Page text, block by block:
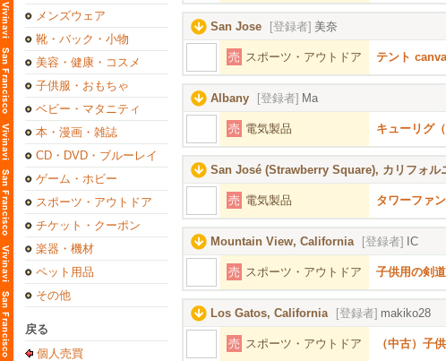
メンズウェア
靴・バック・小物
美容・健康・コスメ
子供服・おもちゃ
ベビー・マタニティ
本・漫画・雑誌
CD・DVD・ブルーレイ
ゲーム・ホビー
スポーツ・アウトドア
チケット・クーポン
楽器・機材
ペット用品
その他
戻る
個人売買
San Jose [登録者] 美奈
売 スポーツ・アウトドア テント
Albany [登録者] Ma
売 電気製品 キューリグ
San José (Strawberry Square), カリフォル
売 電気製品 タワーファン
Mountain View, California [登録者] IC
売 スポーツ・アウトドア 子供用の剣
Los Gatos, California [登録者] makiko28
売 スポーツ・アウトドア （中古）子